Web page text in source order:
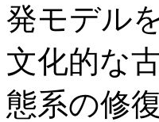
発モデル
文化的な
態系の修